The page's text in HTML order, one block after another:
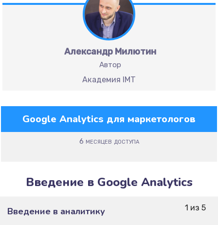
Александр Милютин
Автор
Академия IMT
Google Analytics для маркетологов
6 месяцев доступа
Введение в Google Analytics
1 из 5
Введение в аналитику